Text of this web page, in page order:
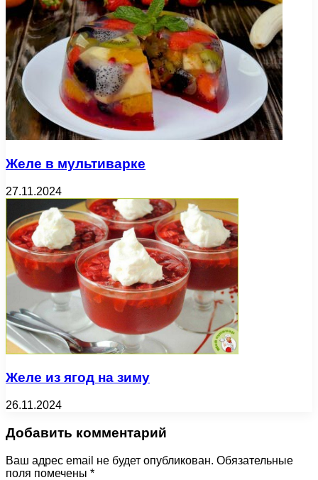
Желе в мультиварке
27.11.2024
Желе из ягод на зиму
26.11.2024
Добавить комментарий
Ваш адрес email не будет опубликован. Обязательные
поля помечены *